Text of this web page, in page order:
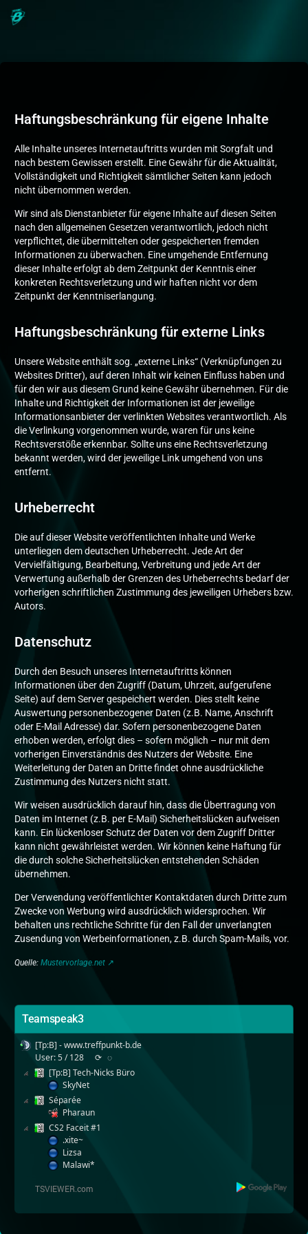
Haftungsbeschränkung für eigene Inhalte
Alle Inhalte unseres Internetauftritts wurden mit Sorgfalt und
nach bestem Gewissen erstellt. Eine Gewähr für die Aktualität,
Vollständigkeit und Richtigkeit sämtlicher Seiten kann jedoch
nicht übernommen werden.
Wir sind als Dienstanbieter für eigene Inhalte auf diesen Seiten
nach den allgemeinen Gesetzen verantwortlich, jedoch nicht
verpflichtet, die übermittelten oder gespeicherten fremden
Informationen zu überwachen. Eine umgehende Entfernung
dieser Inhalte erfolgt ab dem Zeitpunkt der Kenntnis einer
konkreten Rechtsverletzung und wir haften nicht vor dem
Zeitpunkt der Kenntniserlangung.
Haftungsbeschränkung für externe Links
Unsere Website enthält sog. „externe Links“ (Verknüpfungen zu
Websites Dritter), auf deren Inhalt wir keinen Einfluss haben und
für den wir aus diesem Grund keine Gewähr übernehmen. Für die
Inhalte und Richtigkeit der Informationen ist der jeweilige
Informationsanbieter der verlinkten Websites verantwortlich. Als
die Verlinkung vorgenommen wurde, waren für uns keine
Rechtsverstöße erkennbar. Sollte uns eine Rechtsverletzung
bekannt werden, wird der jeweilige Link umgehend von uns
entfernt.
Urheberrecht
Die auf dieser Website veröffentlichten Inhalte und Werke
unterliegen dem deutschen Urheberrecht. Jede Art der
Vervielfältigung, Bearbeitung, Verbreitung und jede Art der
Verwertung außerhalb der Grenzen des Urheberrechts bedarf der
vorherigen schriftlichen Zustimmung des jeweiligen Urhebers bzw.
Autors.
Datenschutz
Durch den Besuch unseres Internetauftritts können
Informationen über den Zugriff (Datum, Uhrzeit, aufgerufene
Seite) auf dem Server gespeichert werden. Dies stellt keine
Auswertung personenbezogener Daten (z.B. Name, Anschrift
oder E-Mail Adresse) dar. Sofern personenbezogene Daten
erhoben werden, erfolgt dies – sofern möglich – nur mit dem
vorherigen Einverständnis des Nutzers der Website. Eine
Weiterleitung der Daten an Dritte findet ohne ausdrückliche
Zustimmung des Nutzers nicht statt.
Wir weisen ausdrücklich darauf hin, dass die Übertragung von
Daten im Internet (z.B. per E-Mail) Sicherheitslücken aufweisen
kann. Ein lückenloser Schutz der Daten vor dem Zugriff Dritter
kann nicht gewährleistet werden. Wir können keine Haftung für
die durch solche Sicherheitslücken entstehenden Schäden
übernehmen.
Der Verwendung veröffentlichter Kontaktdaten durch Dritte zum
Zwecke von Werbung wird ausdrücklich widersprochen. Wir
behalten uns rechtliche Schritte für den Fall der unverlangten
Zusendung von Werbeinformationen, z.B. durch Spam-Mails, vor.
Quelle: Mustervorlage.net
Teamspeak3
[Tp:B] - www.treffpunkt-b.de
User: 5 / 128
⟳ ◌
[Tp:B] Tech-Nicks Büro
SkyNet
Séparée
Pharaun
CS2 Faceit #1
.xite~
Lizsa
Malawi*